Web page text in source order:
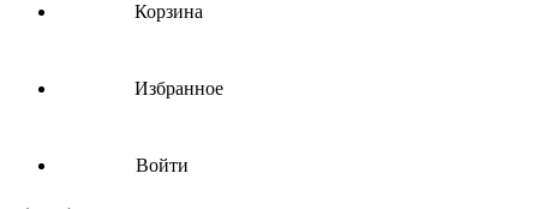
Корзина
Избранное
Войти